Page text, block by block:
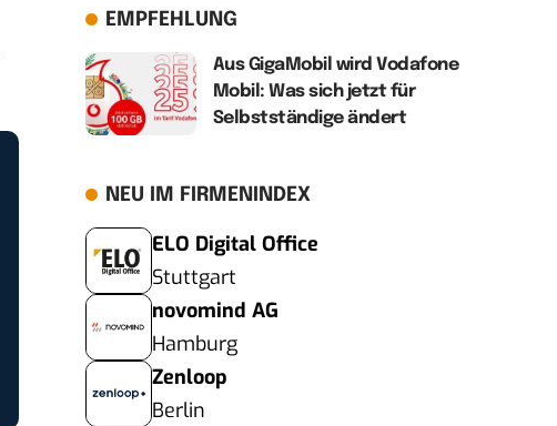
EMPFEHLUNG
Aus GigaMobil wird Vodafone
Mobil: Was sich jetzt für
Selbstständige ändert
NEU IM FIRMENINDEX
ELO Digital Office
Stuttgart
novomind AG
Hamburg
Zenloop
Berlin